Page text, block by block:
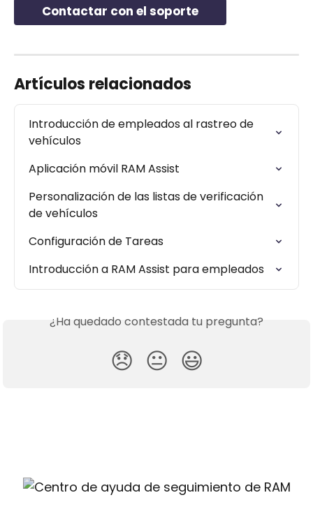
Contactar con el soporte
Artículos relacionados
Introducción de empleados al rastreo de
vehículos
Aplicación móvil RAM Assist
Personalización de las listas de verificación
de vehículos
Configuración de Tareas
Introducción a RAM Assist para empleados
¿Ha quedado contestada tu pregunta?
😞 😐 😃